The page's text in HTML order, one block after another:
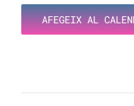
AFEGEIX AL